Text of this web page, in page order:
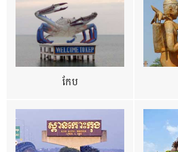
កែប